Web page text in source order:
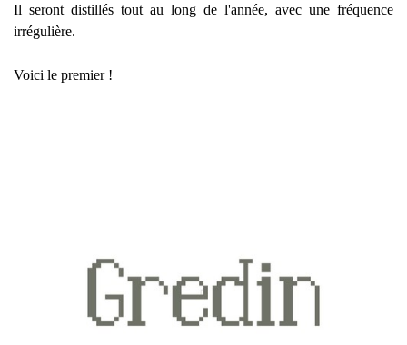
Il seront distillés tout au long de l'année, avec une fréquence
irrégulière.
Voici le premier !